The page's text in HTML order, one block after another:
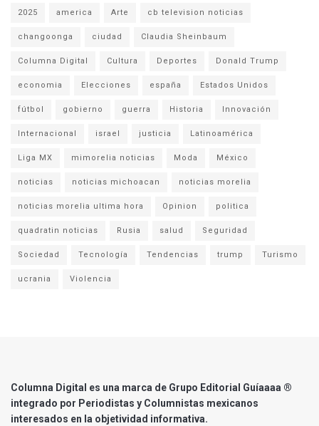
2025 america Arte cb television noticias
changoonga ciudad Claudia Sheinbaum
Columna Digital Cultura Deportes Donald Trump
economia Elecciones españa Estados Unidos
fútbol gobierno guerra Historia Innovación
Internacional israel justicia Latinoamérica
Liga MX mimorelia noticias Moda México
noticias noticias michoacan noticias morelia
noticias morelia ultima hora Opinion politica
quadratin noticias Rusia salud Seguridad
Sociedad Tecnología Tendencias trump Turismo
ucrania Violencia
Columna Digital es una marca de Grupo Editorial Guíaaaa ®
integrado por Periodistas y Columnistas mexicanos
interesados en la objetividad informativa.